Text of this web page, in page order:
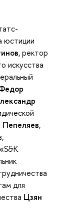
юстиции
, ректор
искусства
Пепеляев,
для
Цзян